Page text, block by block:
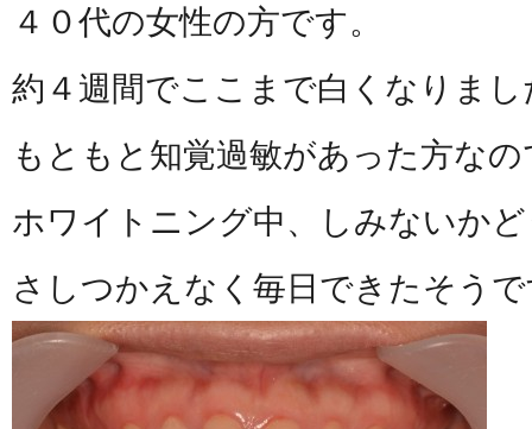
４０代の女性の方です。
約４週間でここまで白くなりまし
もともと知覚過敏があった方なの
ホワイトニング中、しみないか
さしつかえなく毎日できたそう